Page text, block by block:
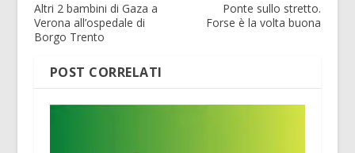
Altri 2 bambini di Gaza a
Verona all’ospedale di
Borgo Trento
Ponte sullo stretto.
Forse è la volta buona
POST CORRELATI